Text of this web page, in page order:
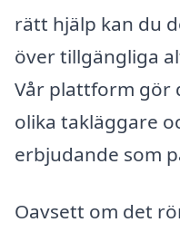
rätt hjälp kan du
över tillgängliga
Vår plattform gör
olika takläggare
erbjudande som
Oavsett om det